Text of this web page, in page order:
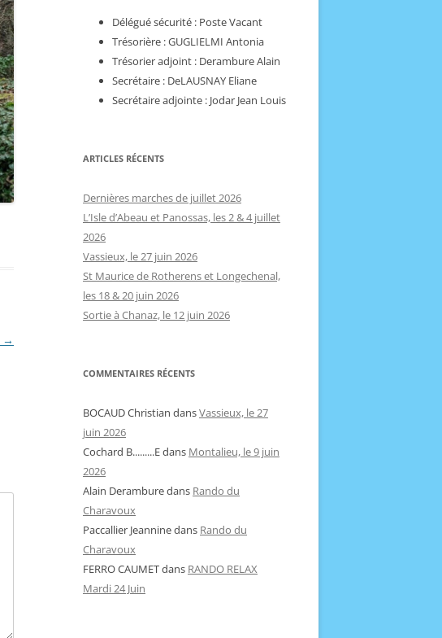
→
Délégué sécurité : Poste Vacant
Trésorière : GUGLIELMI Antonia
Trésorier adjoint : Derambure Alain
Secrétaire : DeLAUSNAY Eliane
Secrétaire adjointe : Jodar Jean Louis
ARTICLES RÉCENTS
Dernières marches de juillet 2026
L’Isle d’Abeau et Panossas, les 2 & 4 juillet
2026
Vassieux, le 27 juin 2026
St Maurice de Rotherens et Longechenal,
les 18 & 20 juin 2026
Sortie à Chanaz, le 12 juin 2026
COMMENTAIRES RÉCENTS
BOCAUD Christian dansVassieux, le 27
juin 2026
Cochard B.........Edans Montalieu, le 9 juin
2026
Alain Deramburedans Rando du
Charavoux
Paccallier Jeanninedans Rando du
Charavoux
FERRO CAUMETdans RANDO RELAX
Mardi 24 Juin